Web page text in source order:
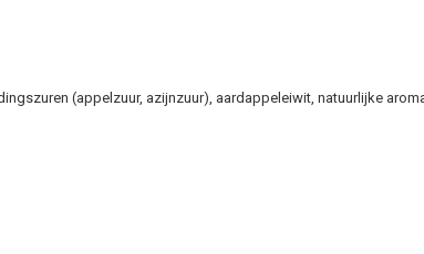
(appelzuur, azijnzuur), aardappeleiwit, natuurlijke